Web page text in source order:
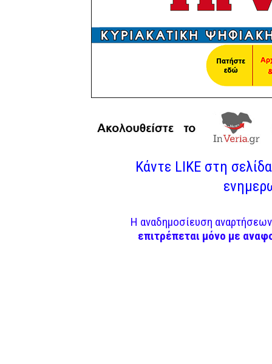
Κάντε LIKE στη
Η αναδημοσίευση
επιτρέπεται μόνο με